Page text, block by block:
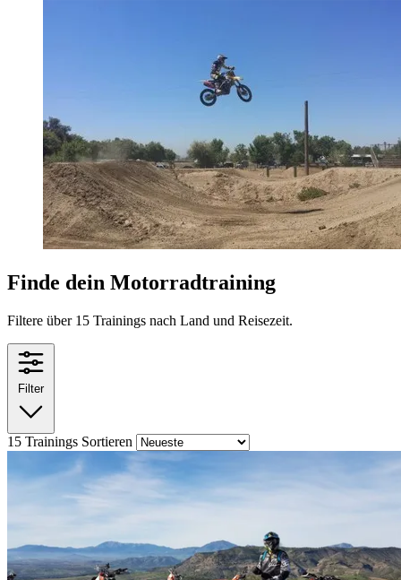
Finde dein Motorradtraining
Filtere über 15 Trainings nach Land und Reisezeit.
Filter
15 Trainings Sortieren